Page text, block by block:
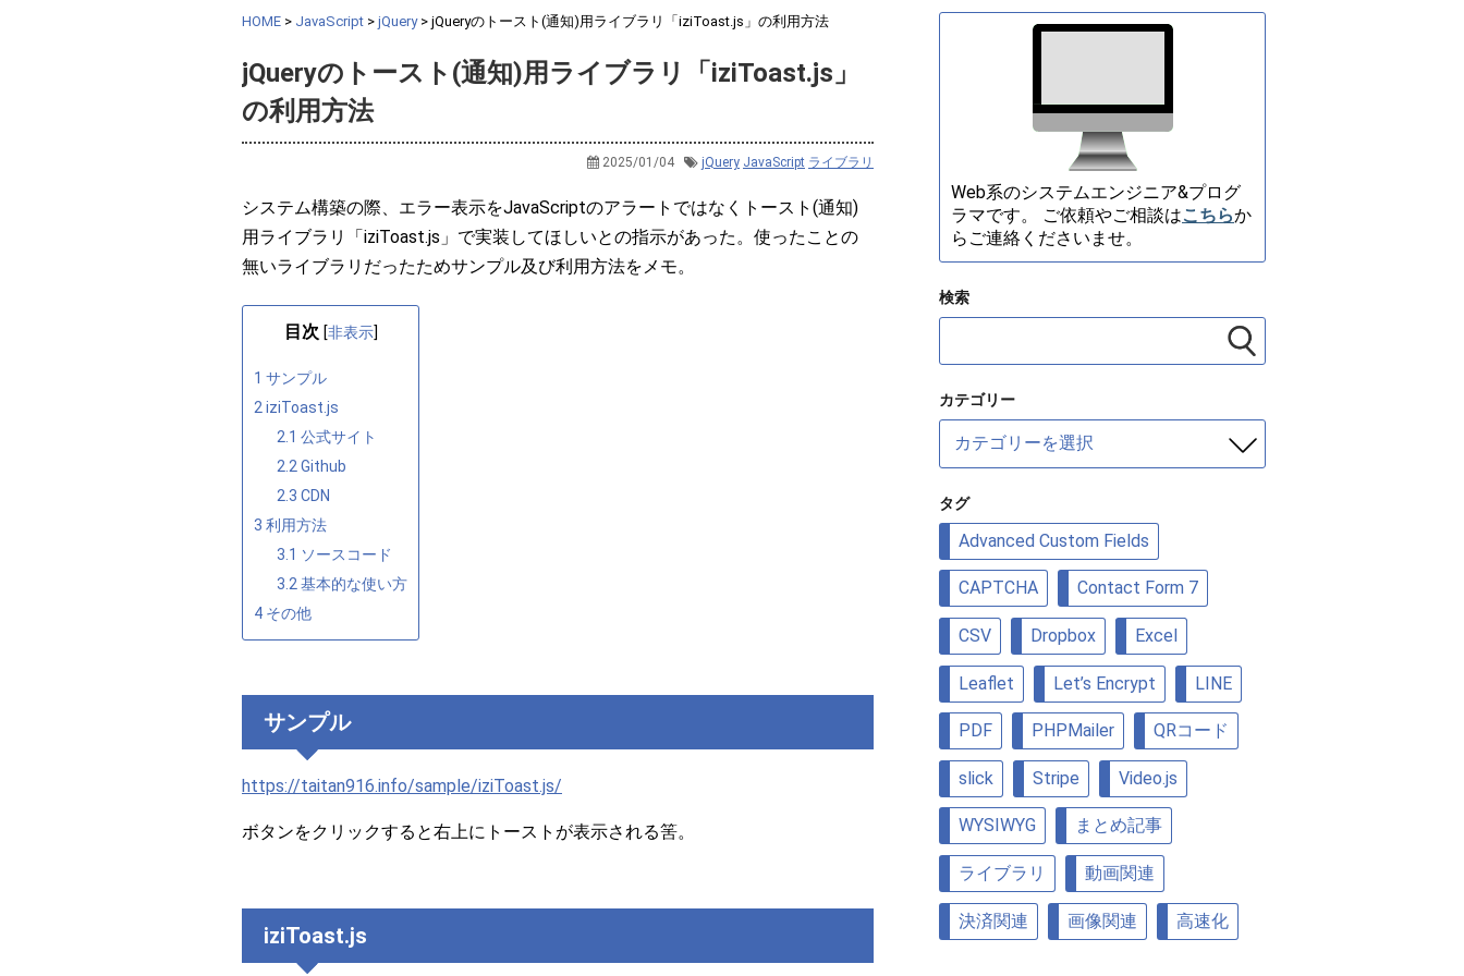
HOME > JavaScript > jQuery> jQueryのトースト(通知)用ライブラリ「iziToast.js」の利用方法
jQueryのトースト(通知)用ライブラリ「iziToast.js」
の利用方法
2025/01/04 jQuery JavaScript ライブラリ
システム構築の際、エラー表示をJavaScriptのアラートではなくトースト(通知)
用ライブラリ「iziToast.js」で実装してほしいとの指示があった。使ったことの
無いライブラリだったためサンプル及び利用方法をメモ。
目次 [非表示]
1 サンプル
2iziToast.js
2.1 公式サイト
2.2Github
2.3 CDN
3 利用方法
3.1 ソースコード
3.2基本的な使い方
4 その他
サンプル
https://taitan916.info/sample/iziToast.js/
ボタンをクリックすると右上にトーストが表示される筈。
iziToast.js
Web系のシステムエンジニア&プログ
ラマです。 ご依頼やご相談はこちらか
らご連絡くださいませ。
検索
カテゴリー
カ
ゴ
リ
ー
タグ
Advanced Custom Fields
CAPTCHA Contact Form 7
CSV Dropbox Excel
Leaflet Let’s Encrypt LINE
PDF PHPMailer QRコード
slick Stripe Video.js
WYSIWYG まとめ記事
ライブラリ 動画関連
決済関連 画像関連 高速化